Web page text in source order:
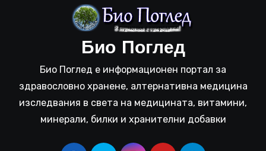
Био Поглед
Био Поглед е информационен портал за
здравословно хранене, алтернативна медицина
изследвания в света на медицината, витамини,
минерали, билки и хранителни добавки